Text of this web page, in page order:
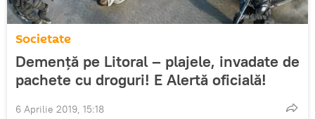
Societate
Demență pe Litoral – plajele, invadate de
pachete cu droguri! E Alertă oficială!
6 Aprilie 2019, 15:18